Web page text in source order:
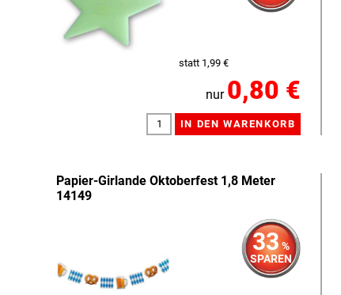
statt 1,99 €
nur 0,80 €
Papier-Girlande Oktoberfest 1,8 Meter
14149
33 %
SPAREN